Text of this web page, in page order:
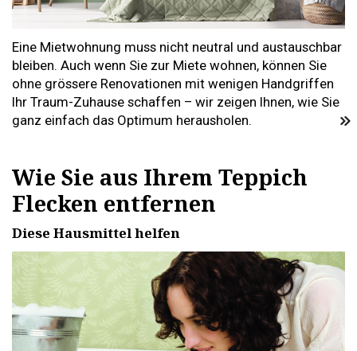
Eine Mietwohnung muss nicht neutral und austauschbar
bleiben. Auch wenn Sie zur Miete wohnen, können Sie
ohne grössere Renovationen mit wenigen Handgriffen
Ihr Traum-Zuhause schaffen – wir zeigen Ihnen, wie Sie
ganz einfach das Optimum herausholen.
Wie Sie aus Ihrem Teppich
Flecken entfernen
Diese Hausmittel helfen